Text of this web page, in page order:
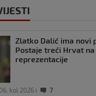
Zlatko Dalić ima novi
Postaje treći Hrvat
reprezentacije
06. kol 2026 7